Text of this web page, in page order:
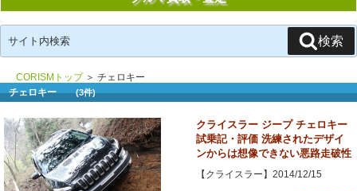
索:
検索
CORISMトップ＞ チェロキー
チェロキー(3件)
クライスラー ジープ チェロキー
試乗記・評価 洗練されたデザイ
ンからは想像できない悪路走破性
【クライスラー】2014/12/15